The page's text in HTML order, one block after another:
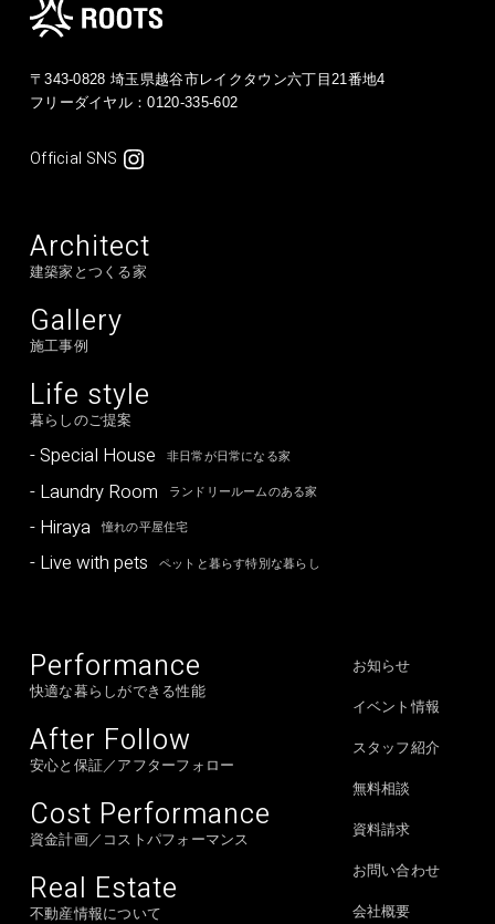
〒343-0828 埼玉県越谷市レイクタウン六丁目21番地4
フリーダイヤル：0120-335-602
Official SNS
Architect
建築家とつくる家
Gallery
施工事例
Life style
暮らしのご提案
- Special House 非日常が日常になる家
- Laundry Room ランドリールームのある家
- Hiraya 憧れの平屋住宅
- Live with pets ペットと暮らす特別な暮らし
Performance
快適な暮らしができる性能
After Follow
安心と保証／アフターフォロー
Cost Performance
資金計画／コストパフォーマンス
Real Estate
不動産情報について
お知らせ
イベント情報
スタッフ紹介
無料相談
資料請求
お問い合わせ
会社概要